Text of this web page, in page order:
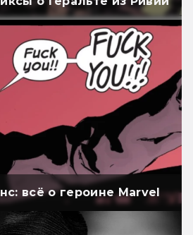
всё о героине Marvel